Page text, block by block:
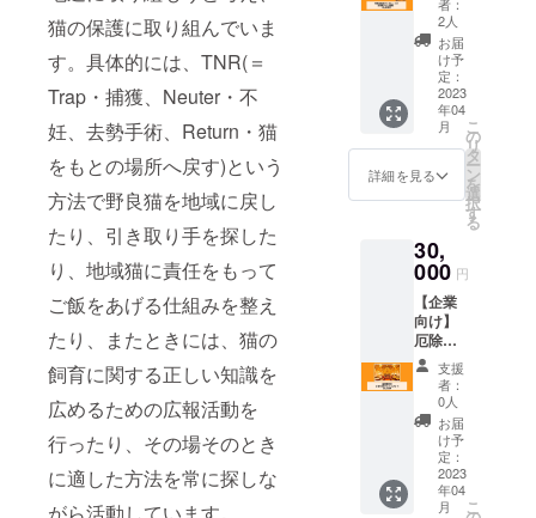
猫の保護に取り組んでいま
す。具体的には、TNR(＝
Trap・捕獲、Neuter・不
妊、去勢手術、Return・猫
をもとの場所へ戻す)という
方法で野良猫を地域に戻し
たり、引き取り手を探した
り、地域猫に責任をもって
ご飯をあげる仕組みを整え
たり、またときには、猫の
飼育に関する正しい知識を
広めるための広報活動を
行ったり、その場そのとき
に適した方法を常に探しな
ウェブ
解析士
として
これま
でコー
ポレー
トサイ
トから
LP、
サイト
などの
企画か
ら構
築・運
営に携
わって
きまし
た。制
作をは
じめ、
MEO対
策や
LINE公
す。 ※
サイ
ズ：横
幅～
200px
程度で
調整
（デザ
インに
詳細は
メール
にてや
りとり
させて
いただ
きます
載】 電
解水の
パンフ
レット
に開発
後援企
業とし
て名称
とロゴ
を掲載
しま
販売店
設置や
展示
会、販
路拡大
時など
で使
用。ま
た、年4
回開催
される
譲渡会
場にて
設置・
2人
お届
け予
定：
2023
年04
月
詳細を見る
こ
の
リ
タ
ー
ン
を
選
択
す
る
30,
000 円
【企業
向け】
厄除け
祈願・
占いを
いたし
ます
（所要
時間1時
間） 予
め社員
さん全
支援
者：
0人
お届
け予
定：
2023
年04
月
こ